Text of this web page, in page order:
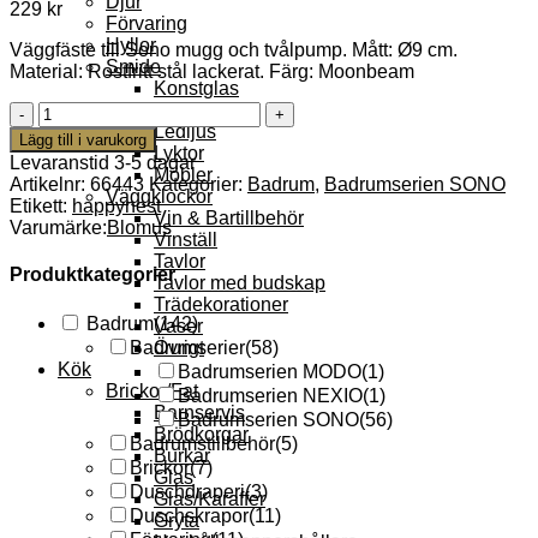
Förvaring
Hyllor
Smide
Konstglas
Klockor
Ledljus
Lyktor
Möbler
Väggklockor
Vin & Bartillbehör
Vinställ
Tavlor
Tavlor med budskap
Trädekorationer
Vaser
Övrigt
Kök
Brickor/Fat
Barnservis
Brödkorgar
Burkar
Glas
Glas/Karaffer
Gryta
229 kr
Väggfäste till Sono mugg och tvålpump. Mått: Ø9 cm.
Material: Rostfritt stål lackerat. Färg: Moonbeam
Sono
Väggfäste
Ø9
cm
Moonbeam
mängd
Lägg till i varukorg
Levaranstid 3-5 dagar
Artikelnr: 66443 Kategorier: Badrum, Badrumserien SONO
Etikett: happynest
Varumärke:Blomus
Produktkategorier
Badrum(142)
Badrumserier(58)
Badrumserien MODO(1)
Badrumserien NEXIO(1)
Badrumserien SONO(56)
Badrumstillbehör(5)
Brickor(7)
Duschdraperi(3)
Duschskrapor(11)